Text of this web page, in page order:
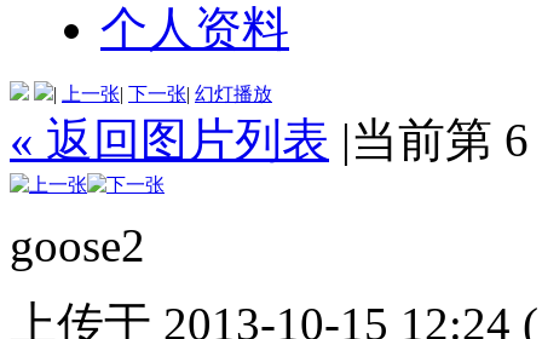
个人资料
| 上一张| 下一张| 幻灯播放
« 返回图片列表 |当前第 6
goose2
上传于 2013-10-15 12:24